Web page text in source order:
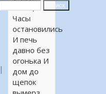
Поиск
свеча,
Часы
остановились
И печь
давно без
огонька И
дом до
щепок
|